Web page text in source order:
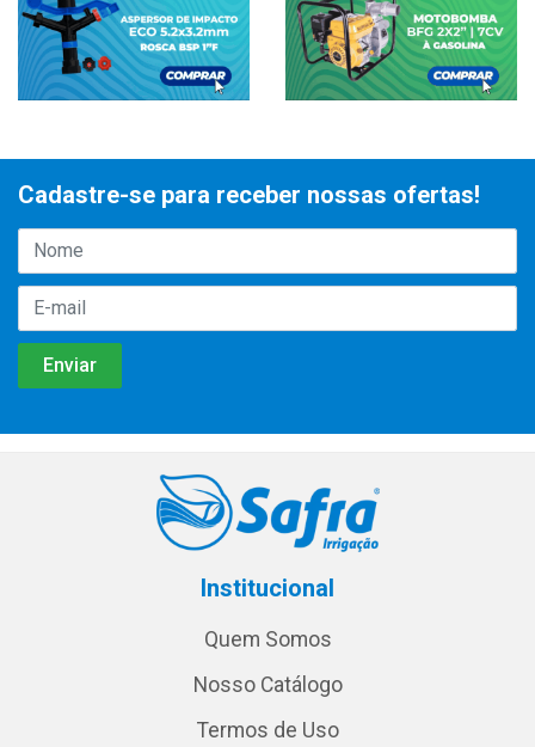
Cadastre-se para receber nossas ofertas!
Institucional
Quem Somos
Nosso Catálogo
Termos de Uso